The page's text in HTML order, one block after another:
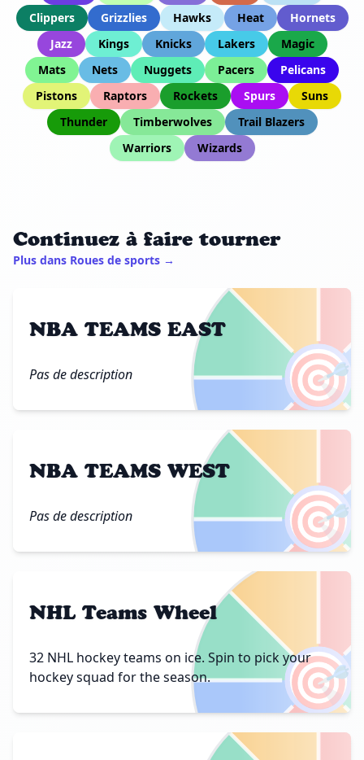
Clippers
Grizzlies Hawks Heat
Hornets
Jazz
Kings Knicks Lakers
Magic
Mats
Nets Nuggets Pacers
Pelicans
Pistons
Raptors Rockets Spurs
Suns
Thunder
Timberwolves
Trail Blazers
Warriors
Wizards
Continuez à faire tourner
Plus dans Roues de sports →
🎯
NBA TEAMS EAST
Pas de description
🎯
NBA TEAMS WEST
Pas de description
🎯
NHL Teams Wheel
32 NHL hockey teams on ice. Spin to pick your
hockey squad for the season.